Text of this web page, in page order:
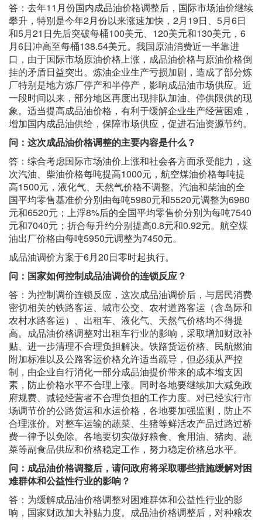
答：去年11月份国内成品油价格调整后，国际市场油价继续
攀升，特别是今年2月份以来涨速加快，2月19日、5月6日
和5月21日先后突破每桶100美元、120美元和130美元，6
月6日冲高至每桶138.54美元。我国原油消费近一半靠进
口，由于国际市场原油价格上涨，成品油价格与原油价格倒
挂的矛盾日益突出。炼油企业生产亏损加剧，造成了部分炼
厂特别是地方炼厂停产和半停产，影响成品油市场供应。近
一段时间以来，部分地区再度出现排队加油、停供限供的现
象。适当提高成品油价格，有利于缓解企业生产经营困难，
增加国内成品油供给，保障市场供应，促进石油资源节约。
问：这次成品油价格调整的主要内容是什么？
答：综合考虑国际市场油价上涨和社会各方面承受能力，这
次汽油、柴油价格每吨提高1000元，航空煤油价格每吨提
高1500元，液化气、天然气价格不调整。汽油和柴油的全
国平均零售基准价分别由每吨5980元和5520元调整为6980
元和6520元；上浮8%后的全国平均零售价分别为每吨7540
元和7040元；折合每升约分别提高0.8元和0.92元。航空煤
油出厂价格由每吨5950元调整为7450元。
成品油调价方案于6月20日零时起执行。
问：国家如何控制成品油调价的连锁反应？
答：为控制调价连锁反应，这次成品油调价后，与居民消费
密切相关的铁路客运、城市公交、农村道路客运（含岛际和
农村水路客运）、出租车、液化气、天然气价格均不得提
高。成品油价格调整对出租车行业的影响，采取增加财政补
贴、进一步清理不合理负担解决。铁路货运价格、民航燃油
附加标准以及公路客运价格允许适当疏导，但必须从严控
制，由企业自行消化一部分成品油提价带来的成本增支因
素，防止价格水平不合理上涨。同时各地要继续加大减免政
府规费、减轻经营者不合理负担的工作力度。对已经实行市
场调节价的公路货运和水运价格，各地要加强监测，防止不
合理涨价。对整车运输的蔬菜、生猪等鲜活农产品过路过桥
费一律予以免除。各地要切实做好粮食、食用油、猪肉、蔬
菜等副食品供应和价格稳定工作，努力稳定价格总水平。
问：成品油价格调整后，请问政府将采取哪些措施缓解对困
难群体和公益性行业的影响？
答：为缓解成品油价格调整对困难群体和公益性行业的影
响，国家财政加大补贴力度。成品油价格调整后，对种粮农